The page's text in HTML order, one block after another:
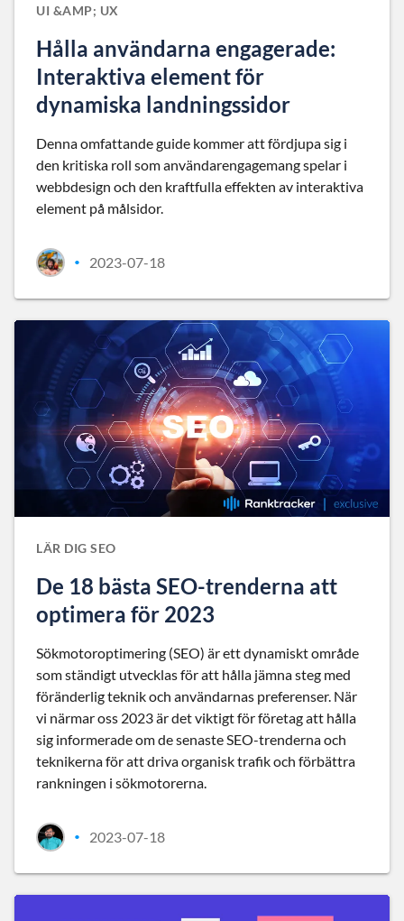
UI &AMP; UX
Hålla användarna engagerade:
Interaktiva element för
dynamiska landningssidor
Denna omfattande guide kommer att fördjupa sig i
den kritiska roll som användarengagemang spelar i
webbdesign och den kraftfulla effekten av interaktiva
element på målsidor.
• 2023-07-18
LÄR DIG SEO
De 18 bästa SEO-trenderna att
optimera för 2023
Sökmotoroptimering (SEO) är ett dynamiskt område
som ständigt utvecklas för att hålla jämna steg med
föränderlig teknik och användarnas preferenser. När
vi närmar oss 2023 är det viktigt för företag att hålla
sig informerade om de senaste SEO-trenderna och
teknikerna för att driva organisk trafik och förbättra
rankningen i sökmotorerna.
• 2023-07-18